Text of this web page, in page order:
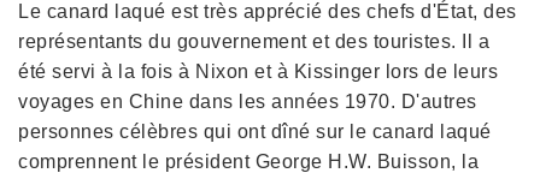
Le canard laqué est très apprécié des chefs d'État, des
représentants du gouvernement et des touristes. Il a
été servi à la fois à Nixon et à Kissinger lors de leurs
voyages en Chine dans les années 1970. D'autres
personnes célèbres qui ont dîné sur le canard laqué
comprennent le président George H.W. Buisson, la